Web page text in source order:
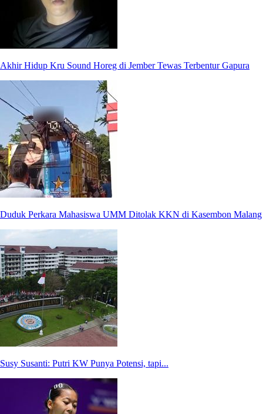
Akhir Hidup Kru Sound Horeg di Jember Tewas Terbentur Gapura
Duduk Perkara Mahasiswa UMM Ditolak KKN di Kasembon Malang
Susy Susanti: Putri KW Punya Potensi, tapi...